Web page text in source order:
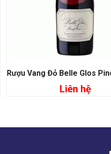
Đọc tiếp
Liên hệ